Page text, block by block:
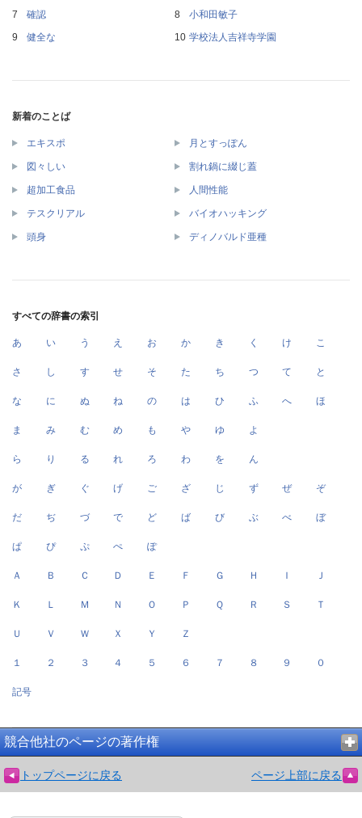
確認
小和田敏子
健全な
学校法人吉祥寺学園
新着のことば
エキスポ 月とすっぽん
図々しい 割れ鍋に綴じ蓋
超加工食品 人間性能
テスクリアル バイオハッキング
頭身 ディノバルド亜種
すべての辞書の索引
あ い う え お か き く け こ
さ し す せ そ た ち つ て と
な に ぬ ね の は ひ ふ へ ほ
ま み む め も や ゆ よ
ら り る れ ろ わ を ん
が ぎ ぐ げ ご ざ じ ず ぜ ぞ
だ ぢ づ で ど ば び ぶ べ ぼ
ぱ ぴ ぷ ぺ ぽ
Ａ Ｂ Ｃ Ｄ Ｅ Ｆ Ｇ Ｈ Ｉ Ｊ
Ｋ Ｌ Ｍ Ｎ Ｏ Ｐ Ｑ Ｒ Ｓ Ｔ
Ｕ Ｖ Ｗ Ｘ Ｙ Ｚ
１ ２ ３ ４ ５ ６ ７ ８ ９ ０
記号
競合他社のページの著作権
トップページに戻る ページ上部に戻る